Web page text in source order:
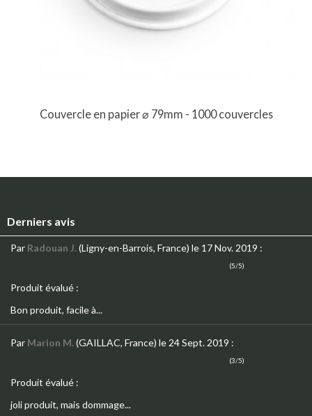
Couvercle en papier ⌀ 79mm - 1000 couvercles
Derniers avis
Par Radouan J.(Ligny-en-Barrois, France) le 17 Nov. 2019 :
(5/5)
Produit évalué :
Bon produit, facile à...
Par Marion M.(GAILLAC, France) le 24 Sept. 2019 :
(3/5)
Produit évalué :
joli produit, mais dommage...